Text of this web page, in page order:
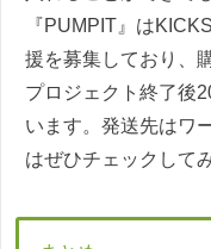
『PUMPIT』は
援を募集しており、
プロジェクト終了後
います。発送先はワ
はぜひチェックして